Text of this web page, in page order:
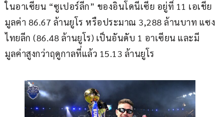
ในอาเซียน “ซูเปอร์ลีก” ของอินโดนีเซีย อยู่ที่ 11 เอเชีย
มูลค่า 86.67 ล้านยูโร หรือประมาณ 3,288 ล้านบาท แซง
ไทยลีก (86.48 ล้านยูโร) เป็นอันดับ 1 อาเซียน และมี
มูลค่าสูงกว่าฤดูกาลที่แล้ว 15.13 ล้านยูโร